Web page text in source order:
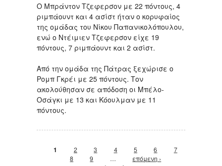
Ο Μπράντον Τζεφερσον με 22 πόντους, 4
ριμπάουντ και 4 ασίστ ήταν ο κορυφαίος
της ομάδας του Νίκου Παπανικολόπουλου,
ενώ ο Ντέιμιεν Τζεφερσον είχε 19
πόντους, 7 ριμπάουντ και 2 ασίστ.
Από την ομάδα της Πάτρας ξεχώρισε ο
Ρομπ Γκρέι με 25 πόντους. Τον
ακολούθησαν σε απόδοση οι Μπέλο-
Οσάγκι με 13 και Κόουλμαν με 11
πόντους.
Σελίδες
1 2 3 4 5 6
7
8
9 …
επόμενη ›